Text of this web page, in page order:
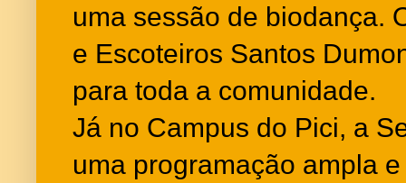
uma sessão de biodança.
e Escoteiros Santos
para toda a comunidade.
Já no Campus do Pici, a
uma programação ampla